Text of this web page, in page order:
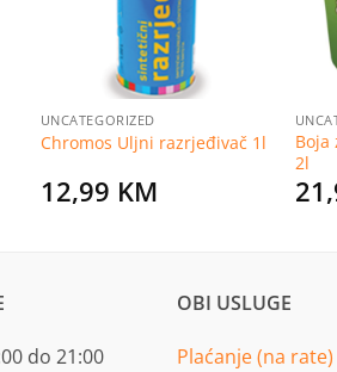
UNCATEGORIZED
Chromos Uljni razrjeđivač 1l
12,99 KM
Boja
2l
do 21:00
OBI USLUGE
Plaćanje (na rate)